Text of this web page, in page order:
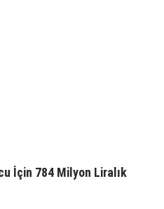
İçin 784 Milyon Liralık